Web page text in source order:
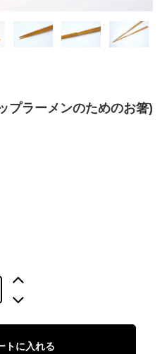
ラーメンのためのお箸)
トに入れる